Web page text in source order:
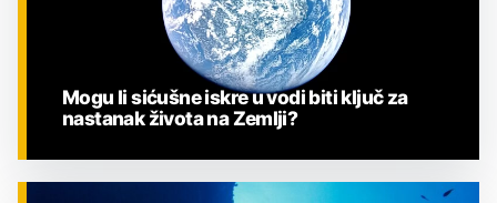
Mogu li sićušne iskre u vodi biti ključ za
nastanak života na Zemlji?